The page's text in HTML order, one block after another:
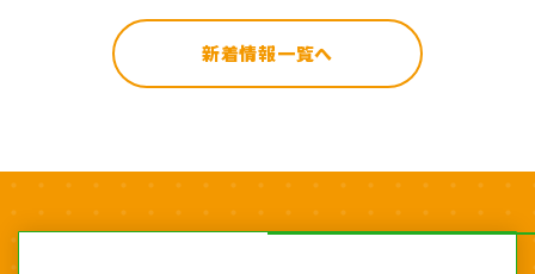
新着情報一覧へ